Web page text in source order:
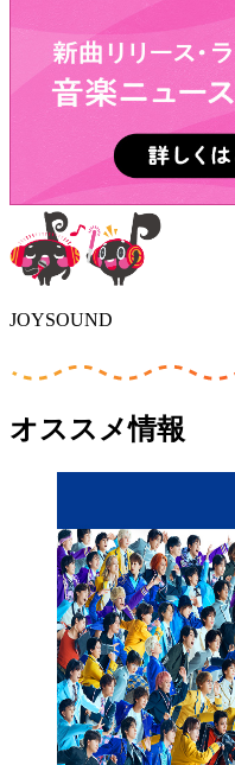
JOYSOUND
オススメ情報